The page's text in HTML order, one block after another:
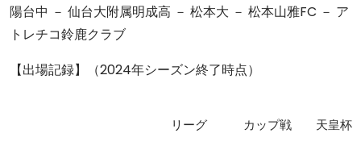
陽台中 － 仙台大附属明成高 － 松本大 － 松本山雅FC － ア
トレチコ鈴鹿クラブ
【出場記録】（2024年シーズン終了時点）
リーグ カップ戦 天皇杯